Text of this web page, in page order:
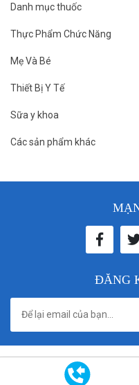
Danh mục thuốc
Thực Phẩm Chức Năng
Mẹ Và Bé
Thiết Bị Y Tế
Sữa y khoa
Các sản phẩm khác
ĐĂNG
© 2021